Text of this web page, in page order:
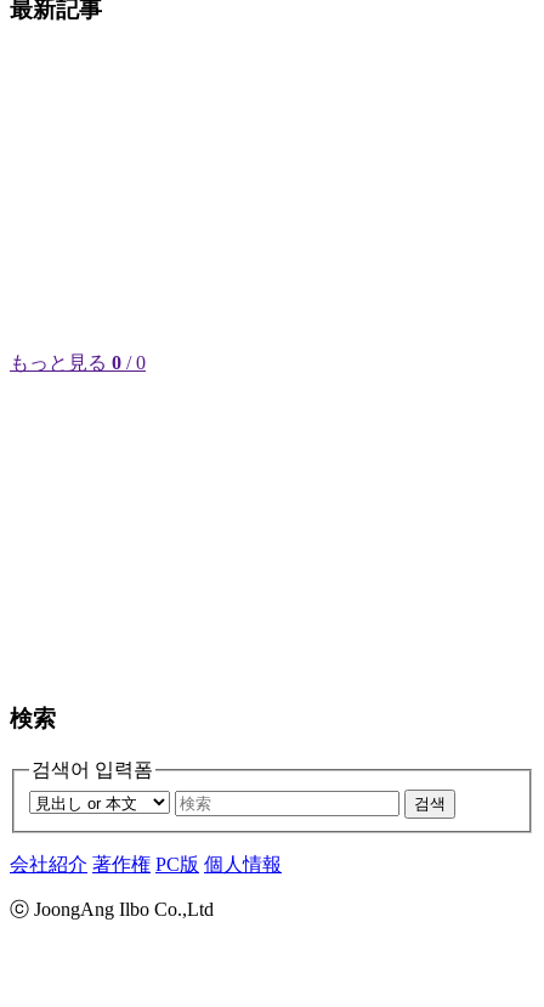
最新記事
もっと見る 0 / 0
検索
검색어 입력폼
검색
会社紹介 著作権 PC版 個人情報
ⓒ JoongAng Ilbo Co.,Ltd